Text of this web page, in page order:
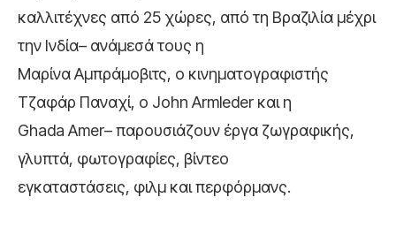
καλλιτέχνες από 25 χώρες, από τη Βραζιλία μέχρι
την Ινδία– ανάμεσά τους η
Μαρίνα Αμπράμοβιτς, ο κινηματογραφιστής
Τζαφάρ Παναχί, ο John Armleder και η
Ghada Amer– παρουσιάζουν έργα ζωγραφικής,
γλυπτά, φωτογραφίες, βίντεο
εγκαταστάσεις, φιλμ και περφόρμανς.